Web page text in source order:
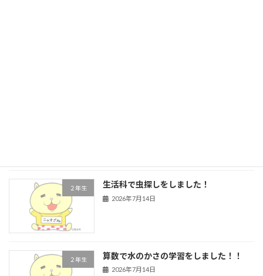
２年生 生活科で虫探しをしました！
2026年7月14日
２年生 算数で水のかさの学習をしました！！
2026年7月14日